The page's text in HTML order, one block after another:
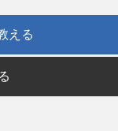
える